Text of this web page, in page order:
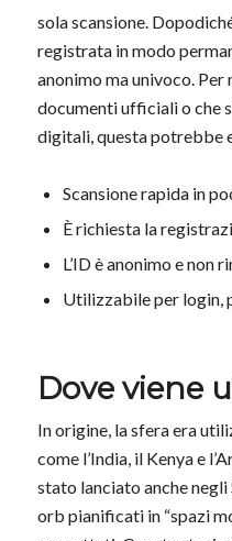
sola scansione.
registrata in modo
anonimo ma univoco.
documenti ufficiali o che
digitali, questa potrebbe
Scansione rapida in
È richiesta la
L’ID è anonimo e non
Utilizzabile per login,
Dove viene
In origine, la sfera era
come l’India, il Kenya e
stato lanciato anche
orb pianificati in “spazi